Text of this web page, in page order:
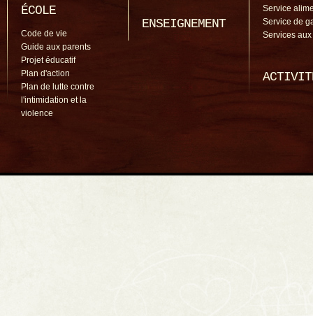
ÉCOLE
Code de vie
Guide aux parents
Projet éducatif
Plan d'action
Plan de lutte contre
l'intimidation et la
violence
ENSEIGNEMENT
Service
Service de
Services